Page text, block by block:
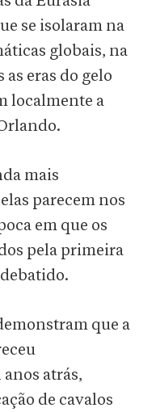
se isolaram na
globais, na
eras do gelo
localmente a
mais
parecem nos
em que os
pela primeira
que a
atrás,
de cavalos